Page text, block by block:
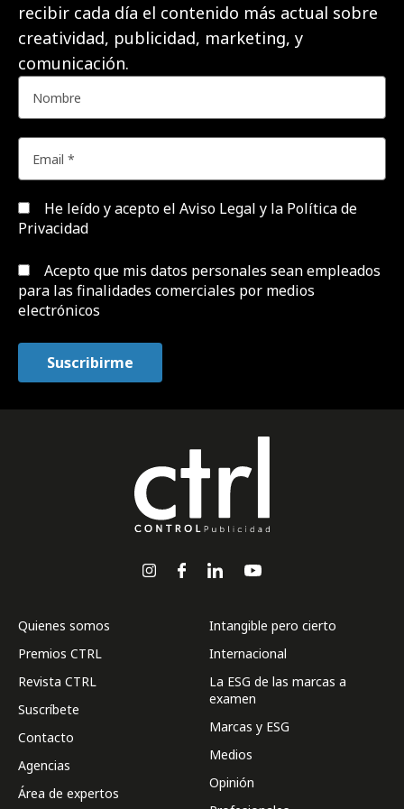
recibir cada día el contenido más actual sobre
creatividad, publicidad, marketing, y
comunicación.
He leído y acepto el Aviso Legal y la Política de
Privacidad
Acepto que mis datos personales sean empleados
para las finalidades comerciales por medios
electrónicos
Quienes somos
Premios CTRL
Revista CTRL
Suscríbete
Contacto
Agencias
Área de expertos
Intangible pero cierto
Internacional
La ESG de las marcas a
examen
Marcas y ESG
Medios
Opinión